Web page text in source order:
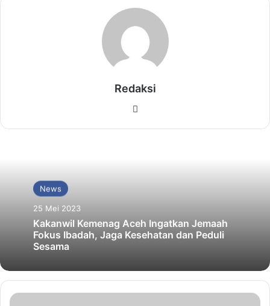
Redaksi
News
25 Mei 2023
Kakanwil Kemenag Aceh Ingatkan Jemaah
Fokus Ibadah, Jaga Kesehatan dan Peduli
Sesama